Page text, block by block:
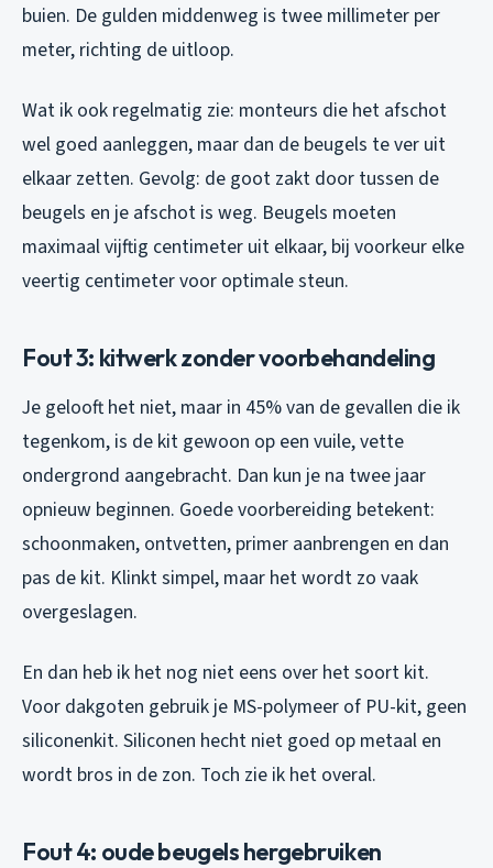
buien. De gulden middenweg is twee millimeter per
meter, richting de uitloop.
Wat ik ook regelmatig zie: monteurs die het afschot
wel goed aanleggen, maar dan de beugels te ver uit
elkaar zetten. Gevolg: de goot zakt door tussen de
beugels en je afschot is weg. Beugels moeten
maximaal vijftig centimeter uit elkaar, bij voorkeur elke
veertig centimeter voor optimale steun.
Fout 3: kitwerk zonder voorbehandeling
Je gelooft het niet, maar in 45% van de gevallen die ik
tegenkom, is de kit gewoon op een vuile, vette
ondergrond aangebracht. Dan kun je na twee jaar
opnieuw beginnen. Goede voorbereiding betekent:
schoonmaken, ontvetten, primer aanbrengen en dan
pas de kit. Klinkt simpel, maar het wordt zo vaak
overgeslagen.
En dan heb ik het nog niet eens over het soort kit.
Voor dakgoten gebruik je MS-polymeer of PU-kit, geen
siliconenkit. Siliconen hecht niet goed op metaal en
wordt bros in de zon. Toch zie ik het overal.
Fout 4: oude beugels hergebruiken